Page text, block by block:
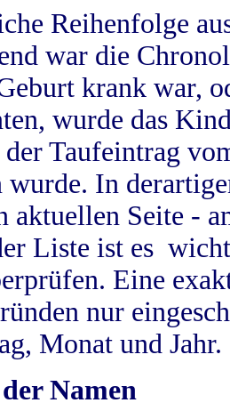
Reihenfolge
war die
krank war,
wurde das
der Taufeintrag
wurde. In
aktuellen Seite -
Liste ist es
Eine
nur
Monat und Jahr.
Namen